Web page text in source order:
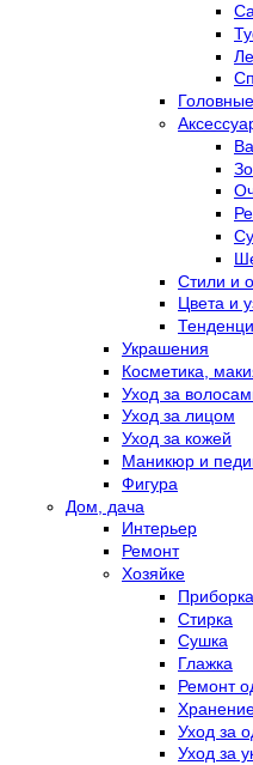
Стили и
Цвета и
Украшения
Косметика,
Уход за
Уход за лицом
Уход за кожей
Маникюр и
Фигура
Дом, дача
Интерьер
Ремонт
Хозяйке
Приборка
Стирка
Сушка
Глажка
Ремонт
Уход за
Уход за